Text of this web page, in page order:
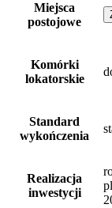
Miejsca
postojowe
Komórki
lokatorskie
Standard
wykończenia
Realizacja
inwestycji